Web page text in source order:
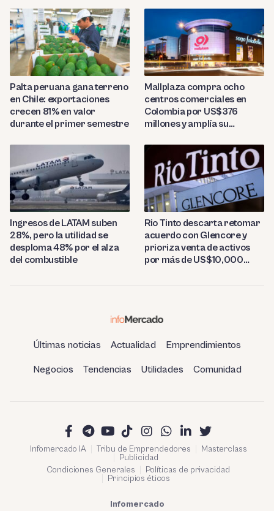
Palta peruana gana terreno
en Chile: exportaciones
crecen 81% en valor
durante el primer semestre
Mallplaza compra ocho
centros comerciales en
Colombia por US$376
millones y amplía su
Ingresos de LATAM suben
28%, pero la utilidad se
desploma 48% por el alza
del combustible
Rio Tinto descarta retomar
acuerdo con Glencore y
prioriza venta de activos
por más de US$10,000
Últimas noticias Actualidad Emprendimientos
Negocios Tendencias Utilidades Comunidad
Infomercado IA Tribu de Emprendedores
Masterclass
Publicidad
Condiciones Generales
Políticas de privacidad
Principios éticos
Infomercado